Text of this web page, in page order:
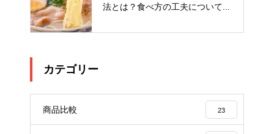
法とは？食べ方の工夫について...
カテゴリー
商品比較 23